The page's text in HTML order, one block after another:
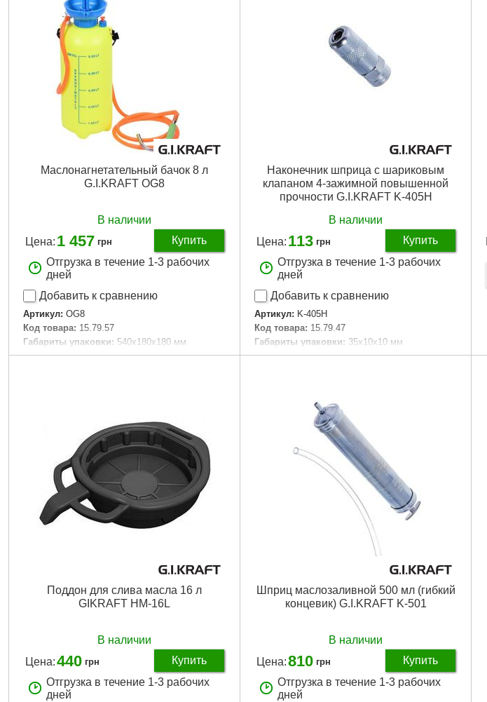
Маслонагнетательный бачок 8 л
G.I.KRAFT OG8
В наличии
Цена: 1 457 грн
Купить
Отгрузка в течение 1-3 рабочих
дней
Добавить к сравнению
Артикул: OG8
Код товара: 15.79.57
Габариты упаковки: 540x180x180 мм
Вес брутто: 1,520 г
Наконечник шприца с шариковым
клапаном 4-зажимной повышенной
прочности G.I.KRAFT K-405H
В наличии
Цена: 113 грн
Купить
Отгрузка в течение 1-3 рабочих
дней
Добавить к сравнению
Артикул: K-405H
Код товара: 15.79.47
Габариты упаковки: 35x10x10 мм
Вес брутто: 30 г
Поддон для слива масла 16 л
GIKRAFT HM-16L
В наличии
Цена:440 грн
Купить
Отгрузка в течение 1-3 рабочих
дней
Шприц маслозаливной 500 мл (гибкий
концевик) G.I.KRAFT K-501
В наличии
Цена:810 грн
Купить
Отгрузка в течение 1-3 рабочих
дней